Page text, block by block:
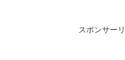
スポンサー